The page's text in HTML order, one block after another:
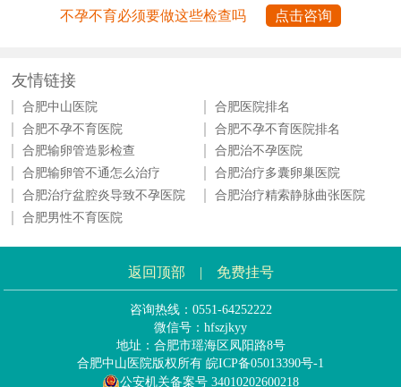
不孕不育必须要做这些检查吗 点击咨询
友情链接
合肥中山医院
合肥医院排名
合肥不孕不育医院
合肥不孕不育医院排名
合肥输卵管造影检查
合肥治不孕医院
合肥输卵管不通怎么治疗
合肥治疗多囊卵巢医院
合肥治疗盆腔炎导致不孕医院
合肥治疗精索静脉曲张医院
合肥男性不育医院
返回顶部 | 免费挂号
咨询热线：0551-64252222
微信号：hfszjkyy
地址：合肥市瑶海区凤阳路8号
合肥中山医院版权所有 皖ICP备05013390号-1
公安机关备案号 34010202600218